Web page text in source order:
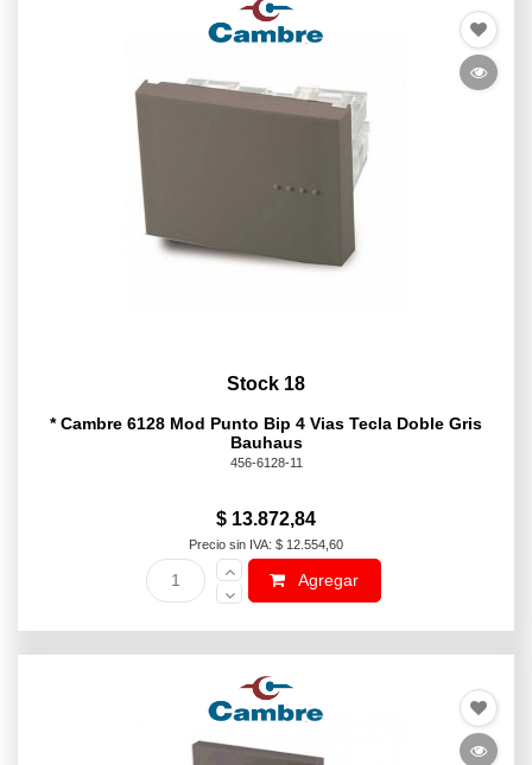
Stock 18
* Cambre 6128 Mod Punto Bip 4 Vias Tecla Doble Gris
Bauhaus
456-6128-11
$ 13.872,84
Precio sin IVA: $ 12.554,60
Agregar